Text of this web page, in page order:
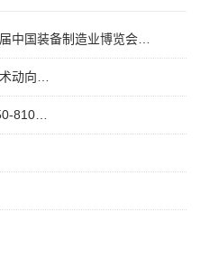
中国装备制造业博览会…
动向…
810…